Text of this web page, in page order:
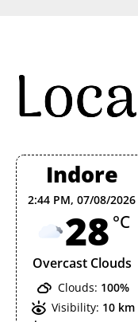
Indore
2:44 PM,07/08/2026
28 °C
Overcast Clouds
Clouds: 100%
Visibility: 10 km